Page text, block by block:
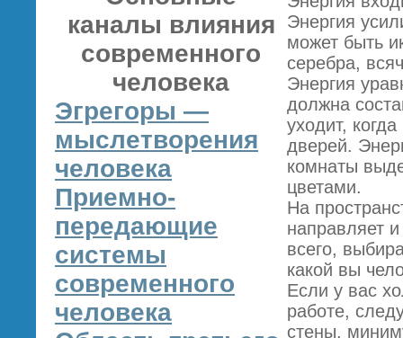
каналы влияния
современного
человека
Эгрегоры —
мыслетворения
человека
Приемно-
передающие
системы
современного
человека
Энергия
может быть
серебра,
Энергия
должна
уходит,
дверей.
комнаты
цветами.
На
направляет
всего,
какой вы
Если у вас
работе,
стены,